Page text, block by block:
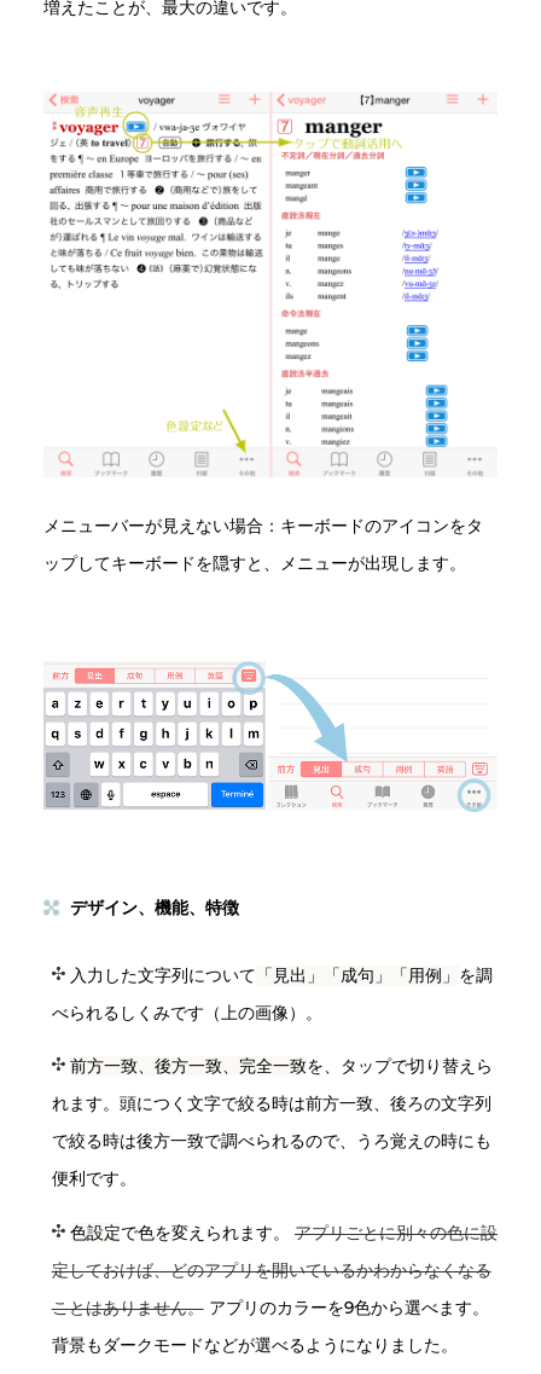
増えたことが、最大の違いです。
メニューバーが見えない場合：キーボードのアイコンをタ
ップしてキーボードを隠すと、メニューが出現します。
デザイン、機能、特徴
入力した文字列について 「見出」「成句」「用例」 を調
べられるしくみです（上の画像）。
前方一致、後方一致、完全一致を、タップで切り替えら
れます。頭につく文字で絞る時は前方一致、後ろの文字列
で絞る時は後方一致で調べられるので、うろ覚えの時にも
便利です。
色設定で色を変えられます。 アプリごとに別々の色に設
定しておけば、どのアプリを開いているかわからなくなる
ことはありません。アプリのカラーを9色から選べます。
背景もダークモードなどが選べるようになりました。